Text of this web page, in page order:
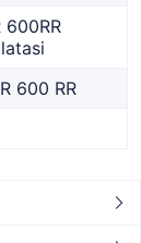
600RR
600 RR